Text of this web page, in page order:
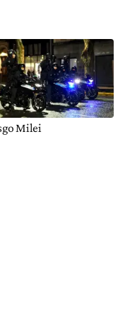
Milei